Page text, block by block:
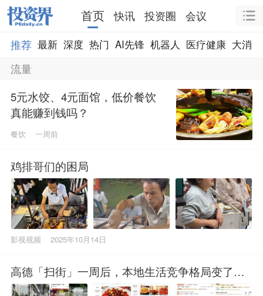
首页 快讯 投资圈
会议
推荐 最新 深度 热门 AI先锋 机器人 医疗健康 大消费
流量
5元水饺、4元面馆，低价餐饮
真能赚到钱吗？
餐饮 一周前
鸡排哥们的困局
影视视频 2025年10月14日
高德「扫街」一周后，本地生活竞争格局变了
吗？